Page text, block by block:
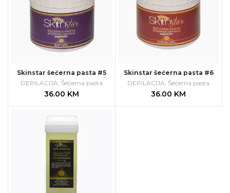
Skinstar šećerna pasta #5
DEPILACIJA, Šećerna pasta
36.00 KM
Skinstar šećerna pasta #6
DEPILACIJA, Šećerna pasta
36.00 KM